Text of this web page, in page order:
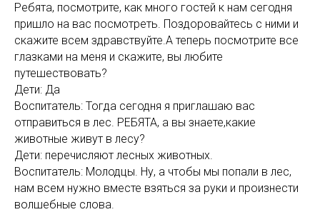
Ребята, посмотрите, как много гостей к нам сегодня
пришло на вас посмотреть. Поздоровайтесь с ними и
скажите всем здравствуйте.А теперь посмотрите все
глазками на меня и скажите, вы любите
путешествовать?
Дети: Да
Воспитатель: Тогда сегодня я приглашаю вас
отправиться в лес. РЕБЯТА, а вы знаете,какие
животные живут в лесу?
Дети: перечисляют лесных животных.
Воспитатель: Молодцы. Ну, а чтобы мы попали в лес,
нам всем нужно вместе взяться за руки и произнести
волшебные слова.